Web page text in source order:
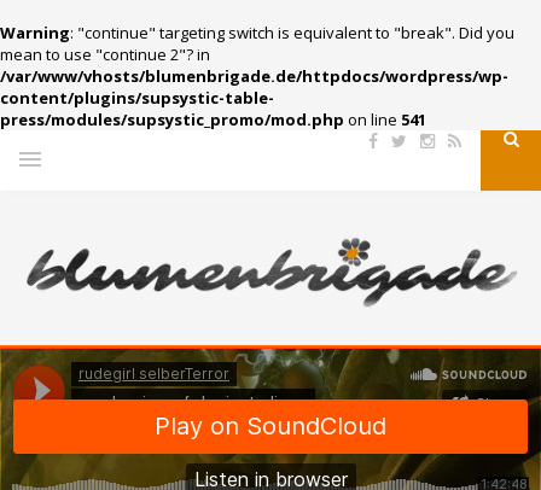
Warning: "continue" targeting switch is equivalent to "break". Did you
mean to use "continue 2"? in
/var/www/vhosts/blumenbrigade.de/httpdocs/wordpress/wp-
content/plugins/supsystic-table-
press/modules/supsystic_promo/mod.php on line 541